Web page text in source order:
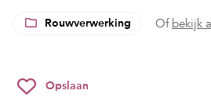
Rouwverwerking Of bekijk
Opslaan